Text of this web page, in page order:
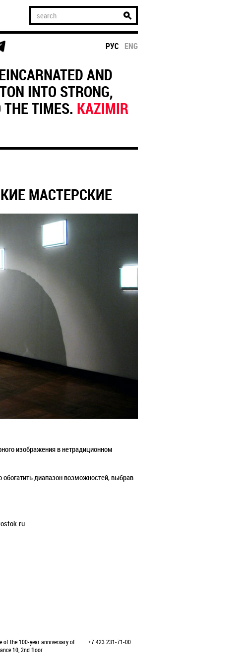
РУС ENG
AND
INTO STRONG,
THE TIMES. KAZIMIR
МАСТЕРСКИЕ
изображения в нетрадиционном
диапазон возможностей, выбрав
of the 100-year anniversary of
10, 2nd floor
+7 423 231-71-00